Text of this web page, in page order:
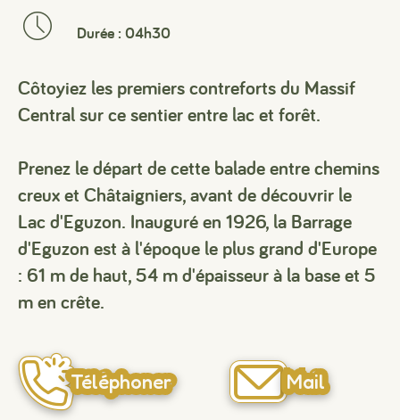
Durée : 04h30
Côtoyiez les premiers contreforts du Massif
Central sur ce sentier entre lac et forêt.
Prenez le départ de cette balade entre chemins
creux et Châtaigniers, avant de découvrir le
Lac d'Eguzon. Inauguré en 1926, la Barrage
d'Eguzon est à l'époque le plus grand d'Europe
: 61 m de haut, 54 m d'épaisseur à la base et 5
m en crête.
Téléphoner Mail